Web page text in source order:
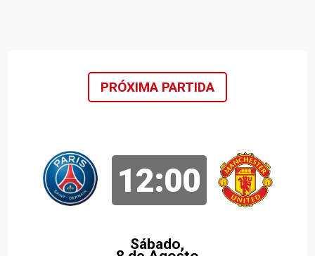
PRÓXIMA PARTIDA
12:00
Sábado,